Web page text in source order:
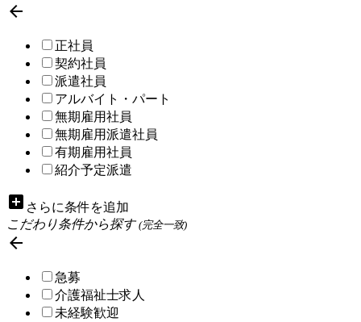

正社員
契約社員
派遣社員
アルバイト・パート
無期雇用社員
無期雇用派遣社員
有期雇用社員
紹介予定派遣
add_box さらに条件を追加
こだわり条件から探す(完全一致)

急募
介護福祉士求人
未経験歓迎